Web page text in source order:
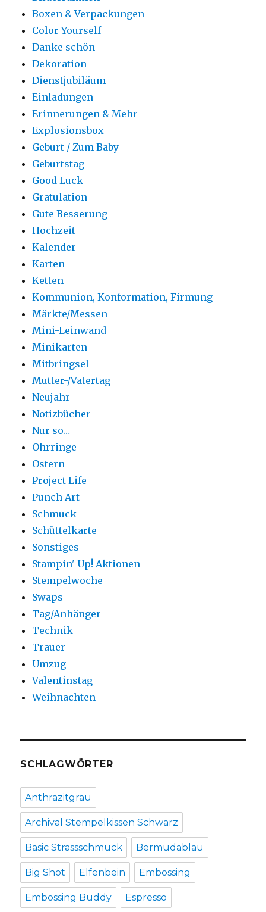
Boxen & Verpackungen
Color Yourself
Danke schön
Dekoration
Dienstjubiläum
Einladungen
Erinnerungen & Mehr
Explosionsbox
Geburt / Zum Baby
Geburtstag
Good Luck
Gratulation
Gute Besserung
Hochzeit
Kalender
Karten
Ketten
Kommunion, Konformation, Firmung
Märkte/Messen
Mini-Leinwand
Minikarten
Mitbringsel
Mutter-/Vatertag
Neujahr
Notizbücher
Nur so…
Ohrringe
Ostern
Project Life
Punch Art
Schmuck
Schüttelkarte
Sonstiges
Stampin' Up! Aktionen
Stempelwoche
Swaps
Tag/Anhänger
Technik
Trauer
Umzug
Valentinstag
Weihnachten
SCHLAGWÖRTER
Anthrazitgrau
Archival Stempelkissen Schwarz
Basic Strassschmuck Bermudablau
Big Shot Elfenbein Embossing
Embossing Buddy Espresso